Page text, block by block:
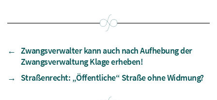
← Zwangsverwalter kann auch nach Aufhebung der
Zwangsverwaltung Klage erheben!
→
Straßenrecht: „Öffentliche“ Straße ohne Widmung?